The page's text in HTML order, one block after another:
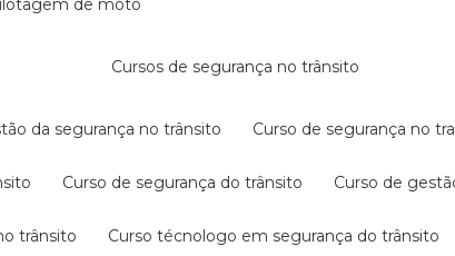
de moto
cursos de segurança no trânsito
da segurança no trânsito curso de segurança no
curso de segurança do trânsito curso de
trânsito curso técnologo em segurança do trânsito